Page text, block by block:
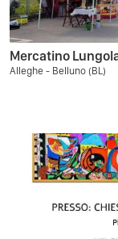
Mercatino
Alleghe - Belluno (BL)